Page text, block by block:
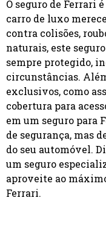
O seguro de Ferrari
carro de luxo
contra colisões,
naturais, este
sempre protegido,
circunstâncias.
exclusivos, como
cobertura para
em um seguro para
de segurança, mas
do seu automóvel.
um seguro
aproveite ao
Ferrari.